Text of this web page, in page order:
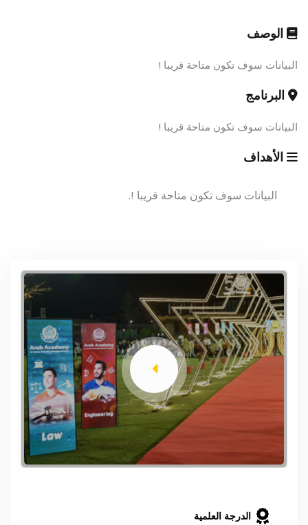
الوصف
البيانات سوف تكون متاحة قريبا !
البرنامج
البيانات سوف تكون متاحة قريبا !
الأهداف
البيانات سوف تكون متاحة قريبا !.
الدرجة العلمية